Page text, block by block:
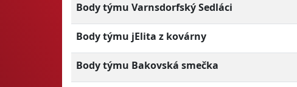
Body týmu Varnsdorfský Sedláci
Body týmu jElita z kovárny
Body týmu Bakovská smečka